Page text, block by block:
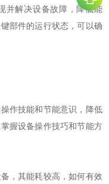
解决设备故障，降低能
部件的运行状态，可以确
作技能和节能意识，降低
握设备操作技巧和节能方
，其能耗较高，如何有效